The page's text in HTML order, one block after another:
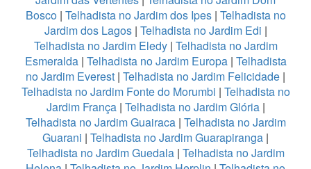
Bosco| Telhadista no Jardim dos Ipes| Telhadista no
Jardim dos Lagos| Telhadista no Jardim Edi |
Telhadista no Jardim Eledy| Telhadista no Jardim
Esmeralda| Telhadista no Jardim Europa| Telhadista
no Jardim Everest | Telhadista no Jardim Felicidade |
Telhadista no Jardim Fonte do Morumbi | Telhadista no
Jardim França| Telhadista no Jardim Glória|
Telhadista no Jardim Guairaca| Telhadista no Jardim
Guarani | Telhadista no Jardim Guarapiranga |
Telhadista no Jardim Guedala| Telhadista no Jardim